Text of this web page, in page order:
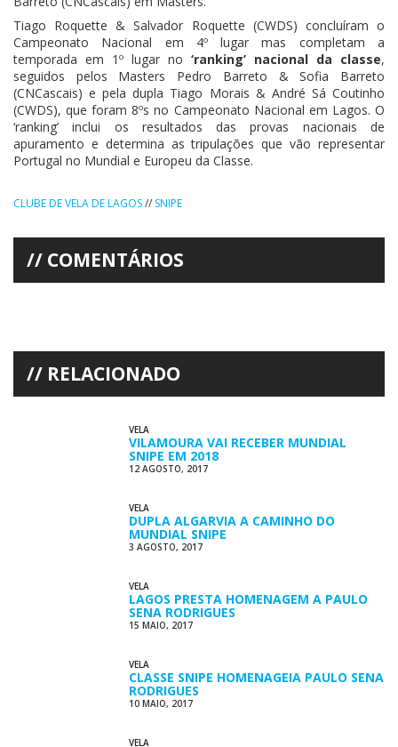
Tiago Roquette & Salvador Roquette (CWDS) concluíram o
Campeonato Nacional em 4º lugar mas completam a
temporada em 1º lugar no ‘ranking’ nacional da classe,
seguidos pelos Masters Pedro Barreto & Sofia Barreto
(CNCascais) e pela dupla Tiago Morais & André Sá Coutinho
(CWDS), que foram 8ºs no Campeonato Nacional em Lagos. O
‘ranking’ inclui os resultados das provas nacionais de
apuramento e determina as tripulações que vão representar
Portugal no Mundial e Europeu da Classe.
CLUBE DE VELA DE LAGOS// SNIPE
COMENTÁRIOS
RELACIONADO
VELA
VILAMOURA VAI RECEBER MUNDIAL
SNIPE EM 2018
12 AGOSTO, 2017
VELA
DUPLA ALGARVIA A CAMINHO DO
MUNDIAL SNIPE
3 AGOSTO, 2017
VELA
LAGOS PRESTA HOMENAGEM A PAULO
SENA RODRIGUES
15 MAIO, 2017
VELA
CLASSE SNIPE HOMENAGEIA PAULO SENA
RODRIGUES
10 MAIO, 2017
VELA